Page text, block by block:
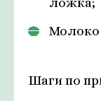
Молоко
Шаги по